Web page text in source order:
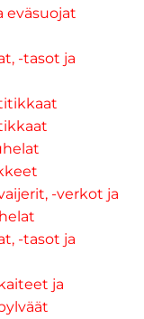
eväsuojat
-tasot ja
-verkot ja
-tasot ja
ja